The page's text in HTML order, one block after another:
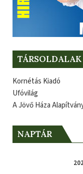
TÁRSOLDALAK
Kornétás Kiadó
Ufóvilág
A Jövő Háza
NAPTÁR